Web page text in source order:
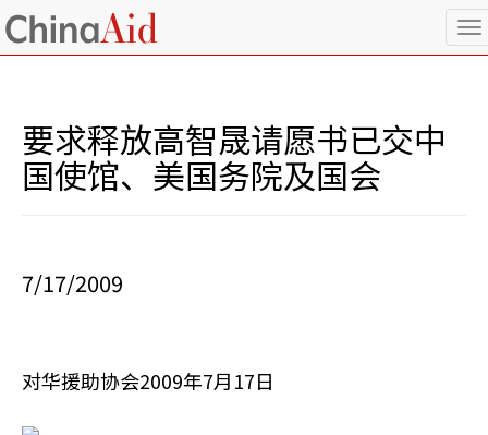
T
o
要求释放高智晟请愿书已交中
国使馆、美国务院及国会
7/17/2009
对华援助协会2009年7月17日